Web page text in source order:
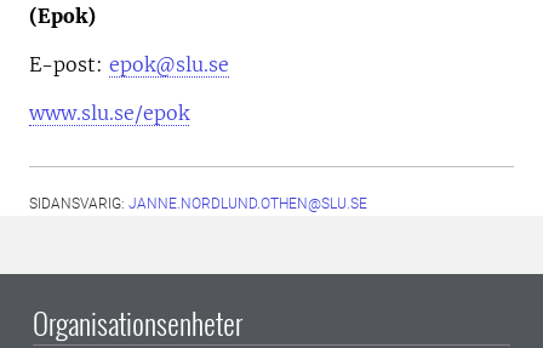
(Epok)
E-post: epok@slu.se
www.slu.se/epok
SIDANSVARIG: JANNE.NORDLUND.OTHEN@SLU.SE
Organisationsenheter